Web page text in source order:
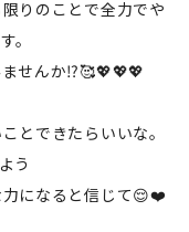
りのことで全力でや
。
せんか⁉️🥰💖💖💖
とできたらいいな。
う
力になると信じて😌❤️